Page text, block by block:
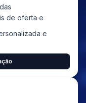
de oferta e
e